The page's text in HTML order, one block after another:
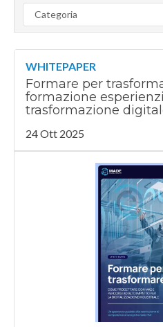
Categoria
WHITEPAPER
Formare per
formazione
trasformazione
24 Ott 2025